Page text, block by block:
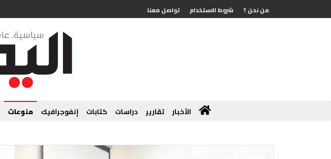
من نحن ؟ شروط الاستخدام تواصل معنا
الأخبار تقارير دراسات كتابات إنفوجرافيك منوعات